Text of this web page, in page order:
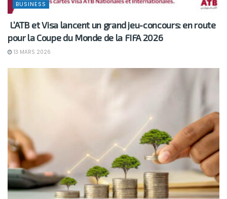
BUSINESS
L’ATB et Visa lancent un grand jeu-concours: en route
pour la Coupe du Monde de la FIFA 2026
13 MARS 2026